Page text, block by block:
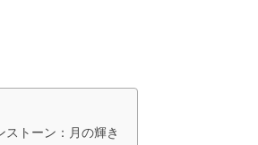
ストーン：月の輝き